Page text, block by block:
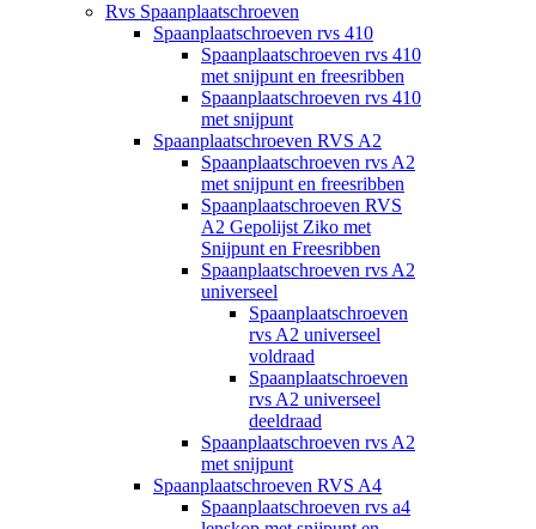
Rvs Spaanplaatschroeven
Spaanplaatschroeven rvs 410
Spaanplaatschroeven rvs 410
met snijpunt en freesribben
Spaanplaatschroeven rvs 410
met snijpunt
Spaanplaatschroeven RVS A2
Spaanplaatschroeven rvs A2
met snijpunt en freesribben
Spaanplaatschroeven RVS
A2 Gepolijst Ziko met
Snijpunt en Freesribben
Spaanplaatschroeven rvs A2
universeel
Spaanplaatschroeven
rvs A2 universeel
voldraad
Spaanplaatschroeven
rvs A2 universeel
deeldraad
Spaanplaatschroeven rvs A2
met snijpunt
Spaanplaatschroeven RVS A4
Spaanplaatschroeven rvs a4